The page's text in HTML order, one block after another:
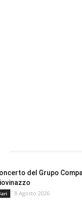
del Grupo
8 Agosto 2026